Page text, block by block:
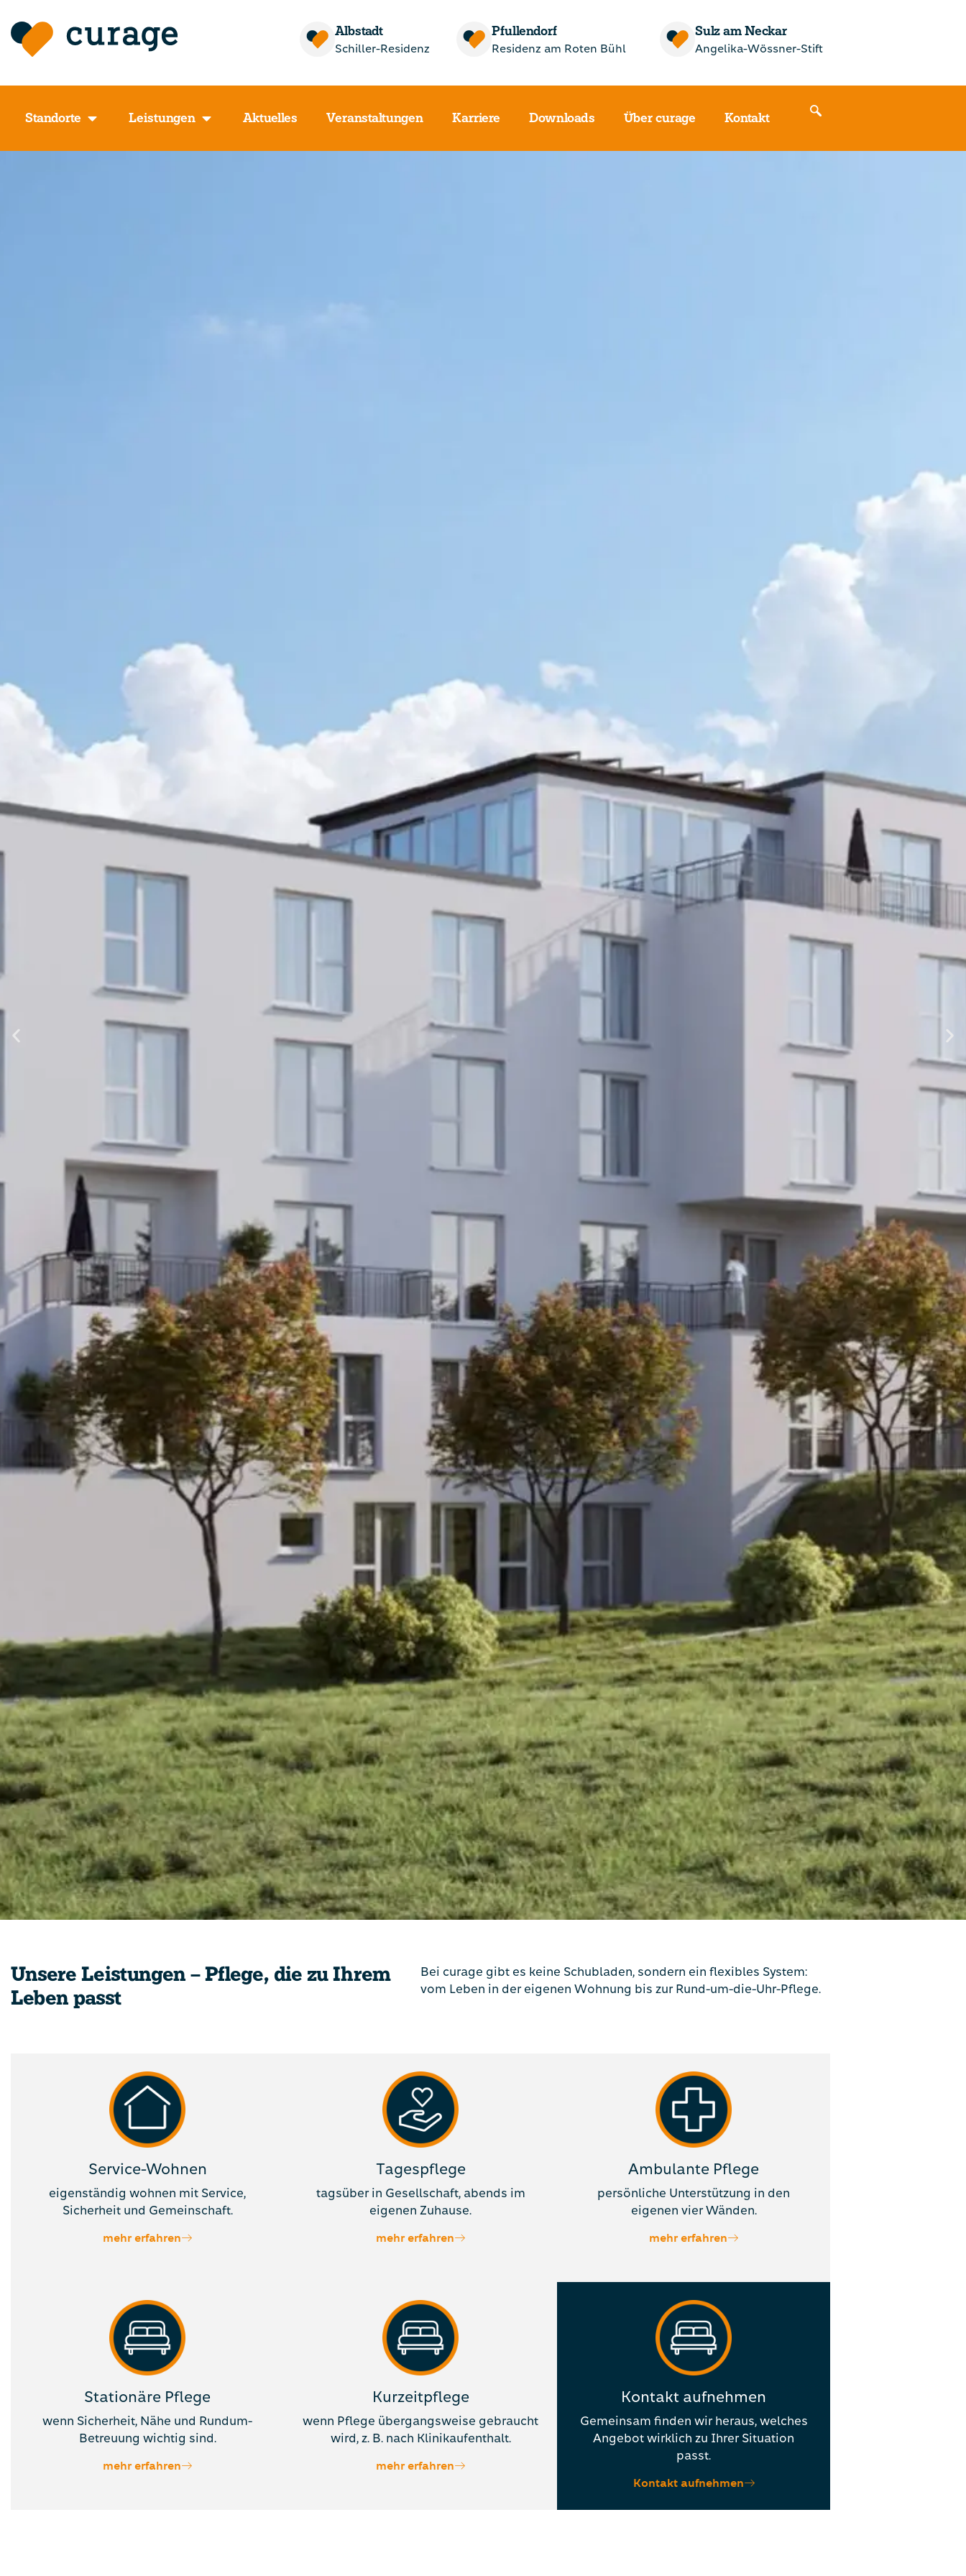
Albstadt
Schiller-Residenz
Pfullendorf
Residenz am Roten Bühl
Sulz am Neckar
Angelika-Wössner-Stift
Standorte Leistungen Aktuelles Veranstaltungen Karriere Downloads Über curage Kontakt
Raum Stuttgart
Bei curage finden Seniorinnen und Senioren mehr als nur
Jetzt Platz anfragen
Unsere Leistungen – Pflege, die zu Ihrem
Leben passt
Bei curage gibt es keine Schubladen, sondern ein flexibles System:
vom Leben in der eigenen Wohnung bis zur Rund-um-die-Uhr-Pflege.
Service-Wohnen
eigenständig wohnen mit Service,
Sicherheit und Gemeinschaft.
mehr erfahren
Tagespflege
tagsüber in Gesellschaft, abends im
eigenen Zuhause.
mehr erfahren
Ambulante Pflege
persönliche Unterstützung in den
eigenen vier Wänden.
mehr erfahren
Stationäre Pflege
wenn Sicherheit, Nähe und Rundum-
Betreuung wichtig sind.
mehr erfahren
Kurzeitpflege
wenn Pflege übergangsweise gebraucht
wird, z. B. nach Klinikaufenthalt.
mehr erfahren
Kontakt aufnehmen
Gemeinsam finden wir heraus, welches
Angebot wirklich zu Ihrer Situation
passt.
Kontakt aufnehmen